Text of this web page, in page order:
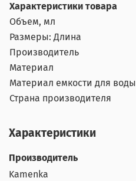
Характеристики товара
Объем, мл
Размеры: Длина
Производитель
Материал
Материал емкости для воды
Страна производителя
Характеристики
Производитель
Kamenka